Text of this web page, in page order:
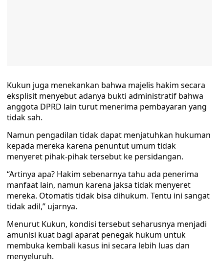
Kukun juga menekankan bahwa majelis hakim secara
eksplisit menyebut adanya bukti administratif bahwa
anggota DPRD lain turut menerima pembayaran yang
tidak sah.
Namun pengadilan tidak dapat menjatuhkan hukuman
kepada mereka karena penuntut umum tidak
menyeret pihak-pihak tersebut ke persidangan.
“Artinya apa? Hakim sebenarnya tahu ada penerima
manfaat lain, namun karena jaksa tidak menyeret
mereka. Otomatis tidak bisa dihukum. Tentu ini sangat
tidak adil,” ujarnya.
Menurut Kukun, kondisi tersebut seharusnya menjadi
amunisi kuat bagi aparat penegak hukum untuk
membuka kembali kasus ini secara lebih luas dan
menyeluruh.